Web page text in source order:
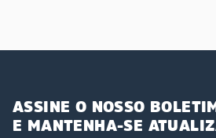
ASSINE O NOSSO
E MANTENHA-SE